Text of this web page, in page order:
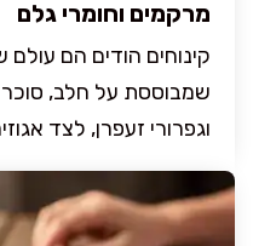
מרקמים וחומרי גלם
קינוחים הודים הם
שמבוססת על חלב, סוכר
וגפרורי זעפרן, לצד